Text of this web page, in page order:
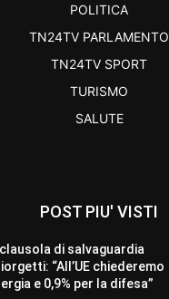
POLITICA
TN24TV PARLAMENTO
TN24TV SPORT
TURISMO
SALUTE
POST PIU' VISTI
di salvaguardia
“All’UE chiederemo
e 0,9% per la difesa”